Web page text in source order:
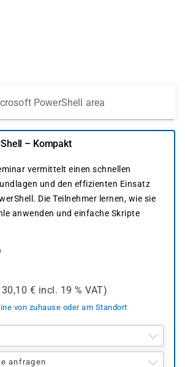
PowerShell area
– Kompakt
vermittelt einen schnellen
und den effizienten Einsatz
Die Teilnehmer lernen, wie sie
anwenden und einfache Skripte
€ incl. 19 % VAT)
von zuhause oder am Standort
anfragen